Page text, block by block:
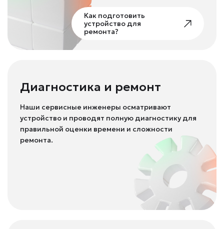
Как подготовить
устройство для
ремонта?
Диагностика и ремонт
Наши сервисные инженеры осматривают
устройство и проводят полную диагностику для
правильной оценки времени и сложности
ремонта.